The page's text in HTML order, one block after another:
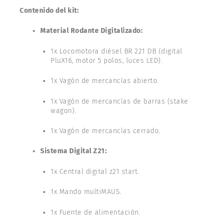
Contenido del kit:
Material Rodante Digitalizado:
1x Locomotora diésel BR 221 DB (digital
PluX16, motor 5 polos, luces LED).
1x Vagón de mercancías abierto.
1x Vagón de mercancías de barras (stake
wagon).
1x Vagón de mercancías cerrado.
Sistema Digital Z21:
1x Central digital z21 start.
1x Mando multiMAUS.
1x Fuente de alimentación.